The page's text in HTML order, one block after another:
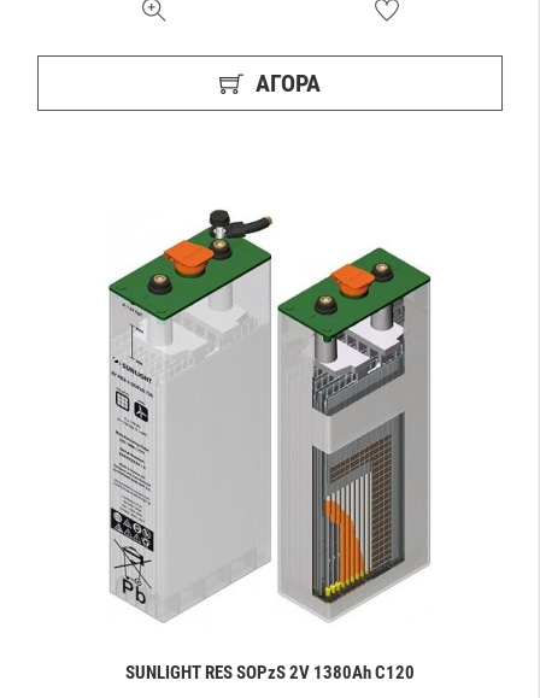
ΑΓΟΡΑ
SUNLIGHT RES SOPzS 2V 1380Ah C120